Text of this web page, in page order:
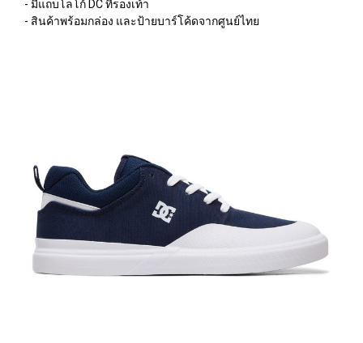
- มีแถบโลโก้ DC ที่รองเท้า
- สินค้าพร้อมกล่อง และป้ายบาร์โค้ดจากศูนย์ไทย